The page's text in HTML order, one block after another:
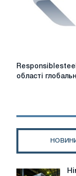
Responsiblesteel
співпрацює
Китаєм
області
Німецька